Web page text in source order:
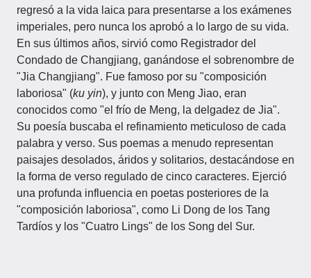
regresó a la vida laica para presentarse a los exámenes
imperiales, pero nunca los aprobó a lo largo de su vida.
En sus últimos años, sirvió como Registrador del
Condado de Changjiang, ganándose el sobrenombre de
"Jia Changjiang". Fue famoso por su "composición
laboriosa" (ku yin), y junto con Meng Jiao, eran
conocidos como "el frío de Meng, la delgadez de Jia".
Su poesía buscaba el refinamiento meticuloso de cada
palabra y verso. Sus poemas a menudo representan
paisajes desolados, áridos y solitarios, destacándose en
la forma de verso regulado de cinco caracteres. Ejerció
una profunda influencia en poetas posteriores de la
"composición laboriosa", como Li Dong de los Tang
Tardíos y los "Cuatro Lings" de los Song del Sur.